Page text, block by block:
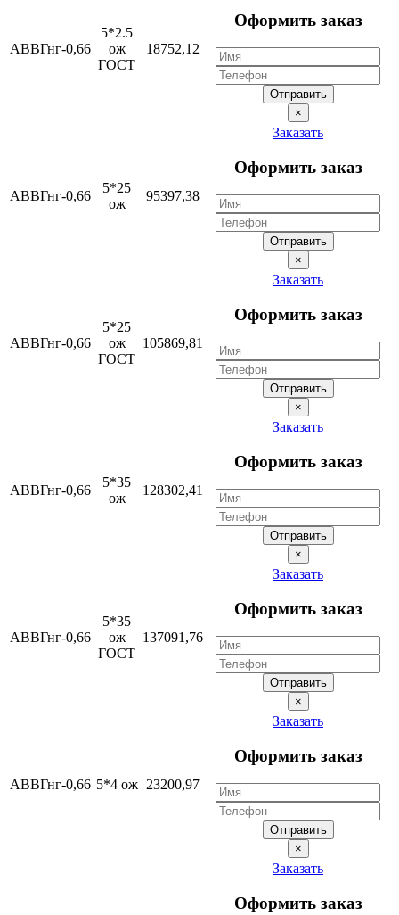
АВВГнг-0,66
5*2.5
ож
ГОСТ
18752,12
Оформить заказ
Отправить
×
АВВГнг-0,66
5*25
ож
95397,38
Заказать
Оформить заказ
Отправить
×
АВВГнг-0,66
5*25
ож
ГОСТ
105869,81
Заказать
Оформить заказ
Отправить
×
АВВГнг-0,66
5*35
ож
128302,41
Заказать
Оформить заказ
Отправить
×
АВВГнг-0,66
5*35
ож
ГОСТ
137091,76
Заказать
Оформить заказ
Отправить
×
АВВГнг-0,66 5*4 ож 23200,97
Заказать
Оформить заказ
Отправить
×
Заказать
Оформить заказ